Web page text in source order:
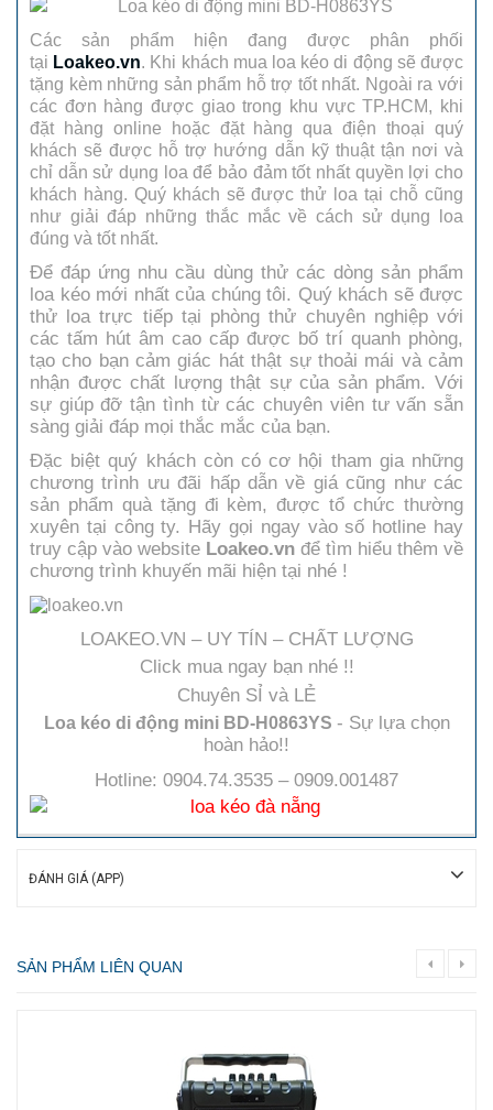
Các sản phẩm hiện đang được phân phối
tại Loakeo.vn. Khi khách mua loa kéo di động sẽ được
tặng kèm những sản phẩm hỗ trợ tốt nhất. Ngoài ra với
các đơn hàng được giao trong khu vực TP.HCM, khi
đặt hàng online hoặc đặt hàng qua điện thoại quý
khách sẽ được hỗ trợ hướng dẫn kỹ thuật tận nơi và
chỉ dẫn sử dụng loa để bảo đảm tốt nhất quyền lợi cho
khách hàng. Quý khách sẽ được thử loa tại chỗ cũng
như giải đáp những thắc mắc về cách sử dụng loa
đúng và tốt nhất.
Để đáp ứng nhu cầu dùng thử các dòng sản phẩm
loa kéo mới nhất của chúng tôi. Quý khách sẽ được
thử loa trực tiếp tại phòng thử chuyên nghiệp với
các tấm hút âm cao cấp được bố trí quanh phòng,
tạo cho bạn cảm giác hát thật sự thoải mái và cảm
nhận được chất lượng thật sự của sản phẩm. Với
sự giúp đỡ tận tình từ các chuyên viên tư vấn sẵn
sàng giải đáp mọi thắc mắc của bạn.
Đặc biệt quý khách còn có cơ hội tham gia những
chương trình ưu đãi hấp dẫn về giá cũng như các
sản phẩm quà tặng đi kèm, được tổ chức thường
xuyên tại công ty. Hãy gọi ngay vào số hotline hay
truy cập vào website Loakeo.vn để tìm hiểu thêm về
chương trình khuyến mãi hiện tại nhé !
LOAKEO.VN – UY TÍN – CHẤT LƯỢNG
Click mua ngay bạn nhé !!
Chuyên SỈ và LẺ
Loa kéo di động mini BD-H0863YS - Sự lựa chọn
hoàn hảo!!
Hotline: 0904.74.3535 – 0909.001487
ĐÁNH GIÁ (APP)
SẢN PHẨM LIÊN QUAN